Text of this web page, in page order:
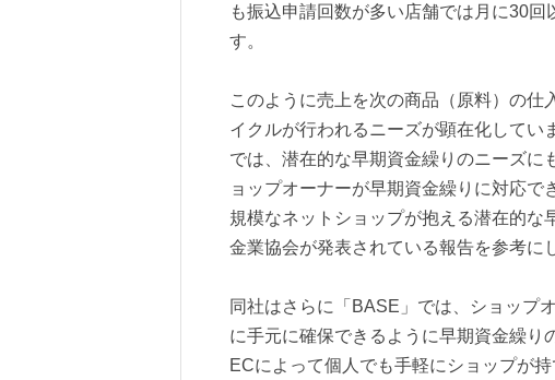
も振込申請回数が多い店舗では月に30
す。
このように売上を次の商品（原料）の
イクルが行われるニーズが顕在化してい
では、潜在的な早期資金繰りのニーズに
ョップオーナーが早期資金繰りに対応
規模なネットショップが抱える潜在的な
金業協会が発表されている報告を参考に
同社はさらに「BASE」では、ショップ
に手元に確保できるように早期資金繰り
ECによって個人でも手軽にショップが